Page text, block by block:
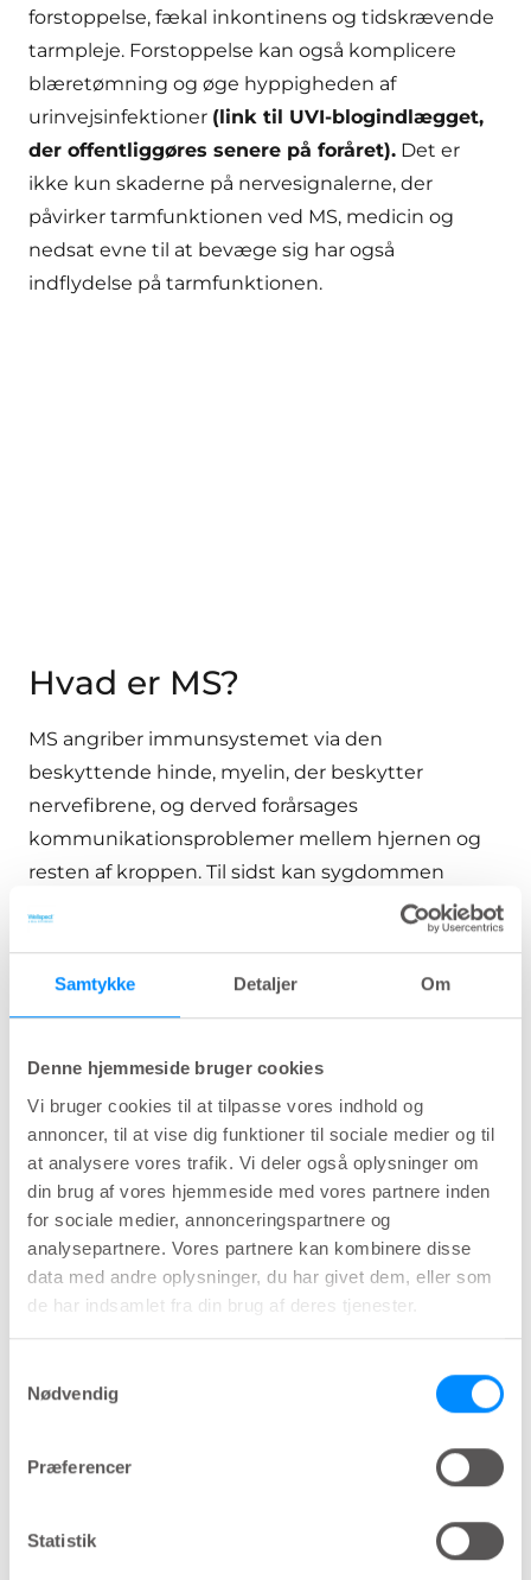
Samtykke Detaljer Om
Denne hjemmeside bruger cookies
Vi bruger cookies til at tilpasse vores indhold og
annoncer, til at vise dig funktioner til sociale medier og til
at analysere vores trafik. Vi deler også oplysninger om
din brug af vores hjemmeside med vores partnere inden
for sociale medier, annonceringspartnere og
analysepartnere. Vores partnere kan kombinere disse
data med andre oplysninger, du har givet dem, eller som
de har indsamlet fra din brug af deres tjenester.
Nødvendig
Præferencer
Statistik
forstoppelse, fækal inkontinens og tidskrævende
tarmpleje. Forstoppelse kan også komplicere
blæretømning og øge hyppigheden af
urinvejsinfektioner (link til UVI-blogindlægget,
der offentliggøres senere på foråret). Det er
ikke kun skaderne på nervesignalerne, der
påvirker tarmfunktionen ved MS, medicin og
nedsat evne til at bevæge sig har også
indflydelse på tarmfunktionen.
Hvad er MS?
MS angriber immunsystemet via den
beskyttende hinde, myelin, der beskytter
nervefibrene, og derved forårsages
kommunikationsproblemer mellem hjernen og
resten af kroppen. Til sidst kan sygdommen
forårsage permanent skade eller forringelse af
nerverne. Kroppen kan reparere skaden på
myelinen, men det vil ikke blive perfekt. Den
betyder flere ar.
Hvem får MS?
Vi ved ikke, hvad der forårsager MS, men der er
visse faktorer, der kan øge risikoen eller udløse
starten på sygdommen. MS kan forekomme i alle
En lav eksponering af D-vitamin og sollys har vist
grunden til, at nordeuropæiske mennesker har
Andre faktorer korreleret med en øget risiko er